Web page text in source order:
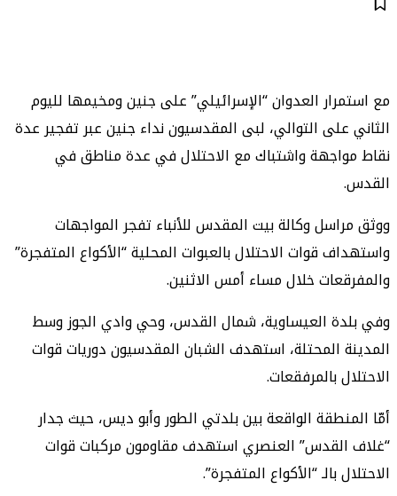
مع استمرار العدوان “الإسرائيلي” على جنين ومخيمها لليوم
الثاني على التوالي، لبى المقدسيون نداء جنين عبر تفجير عدة
نقاط مواجهة واشتباك مع الاحتلال في عدة مناطق في
القدس.
ووثق مراسل وكالة بيت المقدس للأنباء تفجر المواجهات
واستهداف قوات الاحتلال بالعبوات المحلية “الأكواع المتفجرة”
والمفرقعات خلال مساء أمس الاثنين.
وفي بلدة العيساوية، شمال القدس، وحي وادي الجوز وسط
المدينة المحتلة، استهدف الشبان المقدسيون دوريات قوات
الاحتلال بالمرفقعات.
أمّا المنطقة الواقعة بين بلدتي الطور وأبو ديس، حيث جدار
“غلاف القدس” العنصري استهدف مقاومون مركبات قوات
الاحتلال بالـ “الأكواع المتفجرة”.